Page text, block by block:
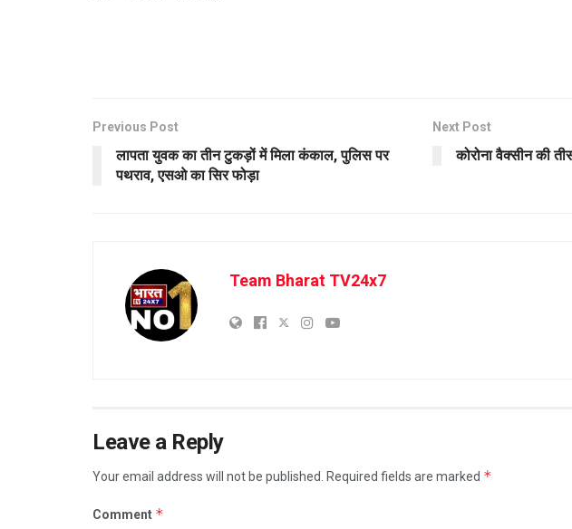
Previous Post
लापता युवक का तीन टुकड़ों में मिला कंकाल, पुलिस पर
पथराव, एसओ का सिर फोड़ा
Next Post
कोरोना वैक्सीन की
Team Bharat TV24x7
Leave a Reply
Your email address will not be published. Required fields are marked *
Comment *